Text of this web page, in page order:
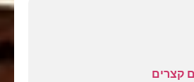
קצרים